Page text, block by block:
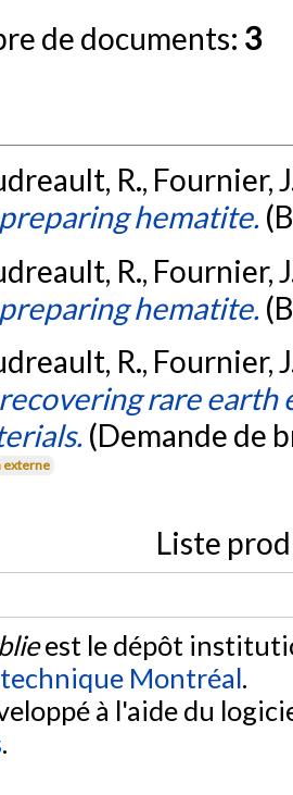
de documents: 3
R., Fournier,
hematite.
R., Fournier,
hematite.
R., Fournier,
rare earth
(Demande de
externe
Liste
est le dépôt
Montréal.
à l'aide du
.